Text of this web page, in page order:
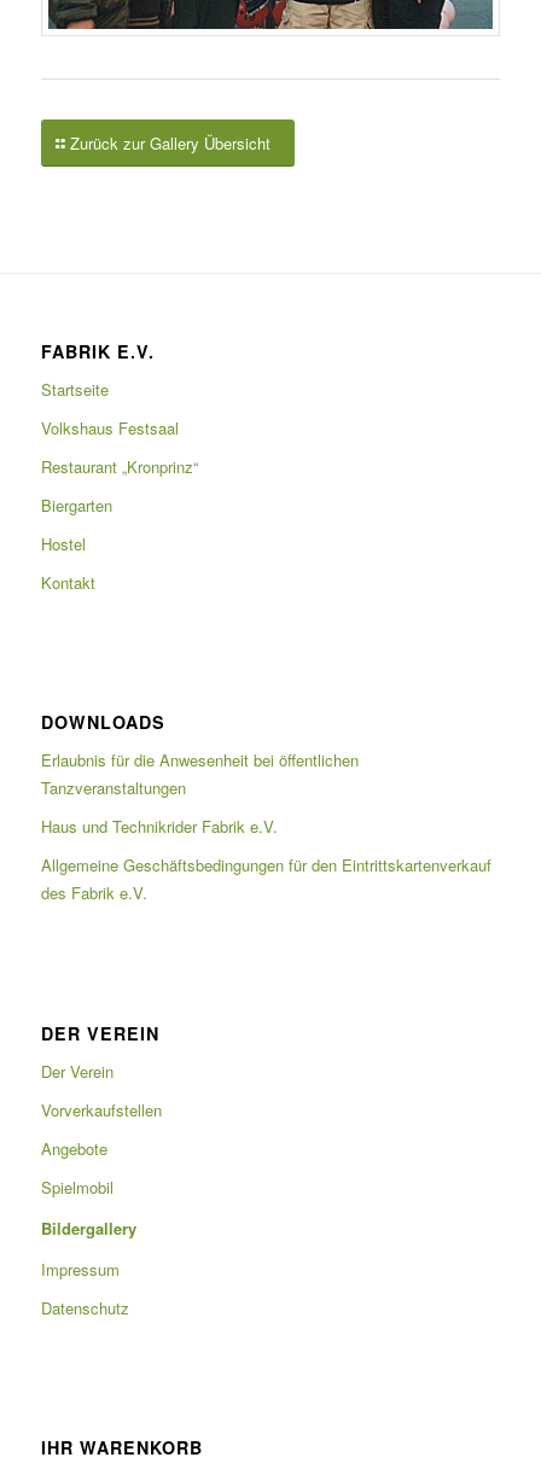
Zurück zur Gallery Übersicht
FABRIK E.V.
Startseite
Volkshaus Festsaal
Restaurant „Kronprinz“
Biergarten
Hostel
Kontakt
DOWNLOADS
Erlaubnis für die Anwesenheit bei öffentlichen
Tanzveranstaltungen
Haus und Technikrider Fabrik e.V.
Allgemeine Geschäftsbedingungen für den Eintrittskartenverkauf
des Fabrik e.V.
DER VEREIN
Der Verein
Vorverkaufstellen
Angebote
Spielmobil
Bildergallery
Impressum
Datenschutz
IHR WARENKORB